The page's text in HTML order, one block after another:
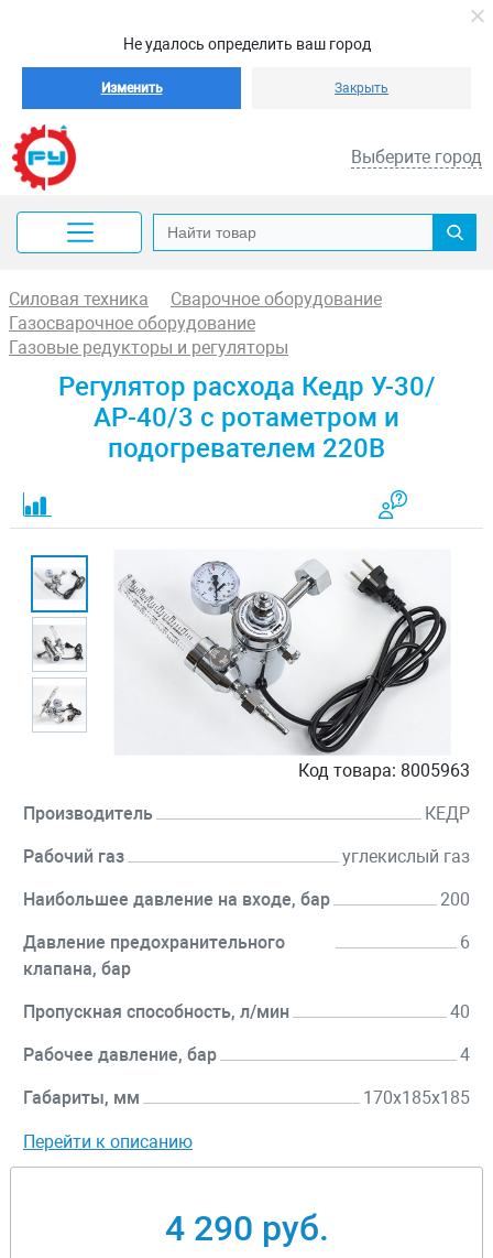
Не удалось определить ваш город
Изменить Закрыть
Выберите город
Силовая техника
Сварочное оборудование
Газосварочное оборудование
Газовые редукторы и регуляторы
Регулятор расхода Кедр У-30/
АР-40/3 с ротаметром и
подогревателем 220В
Код товара: 8005963
Производитель КЕДР
Рабочий газ углекислый газ
Наибольшее давление на входе, бар 200
Давление предохранительного
клапана, бар
6
Пропускная способность, л/мин 40
Рабочее давление, бар 4
Габариты, мм 170х185х185
Перейти к описанию
4 290 руб.